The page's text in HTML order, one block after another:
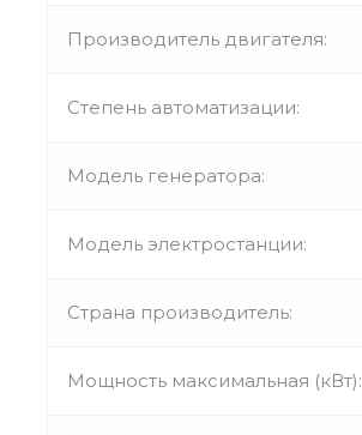
Производитель двигателя:
Степень автоматизации:
Модель генератора:
Модель электростанции:
Страна производитель:
Мощность максимальная (кВт):